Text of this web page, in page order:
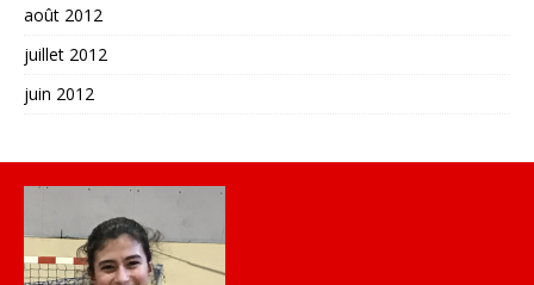
août 2012
juillet 2012
juin 2012